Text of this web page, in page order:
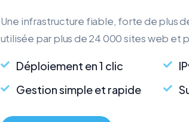
Une infrastructure fiable, forte de plus
utilisée par plus de 24 000 sites web et
Déploiement en 1 clic
Gestion simple et rapide